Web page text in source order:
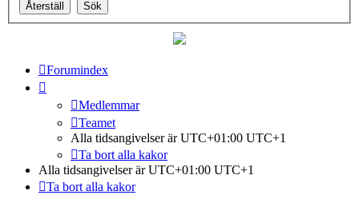
Forumindex
Medlemmar
Teamet
Alla tidsangivelser är UTC+01:00 UTC+1
Ta bort alla kakor
Alla tidsangivelser är UTC+01:00 UTC+1
Ta bort alla kakor